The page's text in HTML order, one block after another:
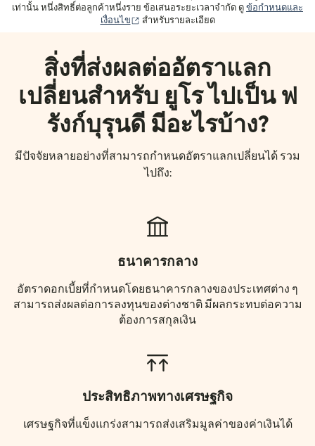
เท่านั้น หนึ่งสิทธิ์ต่อลูกค้าหนึ่งราย ข้อเสนอระยะเวลาจำกัด ดู ข้อกำหนดและ
เงื่อนไข
(เปิดในหน้าต่างใหม่)
สำหรับรายละเอียด
สิ่งที่ส่งผลต่ออัตราแลก
เปลี่ยนสำหรับ ยูโร ไปเป็น ฟ
รังก์บุรุนดี มีอะไรบ้าง?
มีปัจจัยหลายอย่างที่สามารถกำหนดอัตราแลกเปลี่ยนได้ รวม
ไปถึง:
ธนาคารกลาง
อัตราดอกเบี้ยที่กำหนดโดยธนาคารกลางของประเทศต่าง ๆ
สามารถส่งผลต่อการลงทุนของต่างชาติ มีผลกระทบต่อความ
ต้องการสกุลเงิน
ประสิทธิภาพทางเศรษฐกิจ
เศรษฐกิจที่แข็งแกร่งสามารถส่งเสริมมูลค่าของค่าเงินได้